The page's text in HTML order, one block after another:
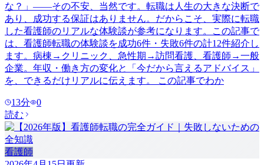
な？」——その不安、当然です。転職は人生の大きな決断で
あり、成功する保証はありません。だからこそ、実際に転職
した看護師のリアルな体験談が参考になります。この記事で
は、看護師転職の体験談を成功6件・失敗6件の計12件紹介し
ます。病棟→クリニック、急性期→訪問看護、看護師→一般
企業。年収・働き方の変化と「今だから言えるアドバイス」
を、できるだけリアルに伝えます。 この記事でわか
13分
0
読む
看護師